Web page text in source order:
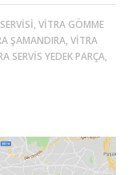
VITRA GÖMME
ŞAMANDIRA, VITRA
SERVIS YEDEK PARÇA,